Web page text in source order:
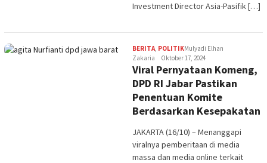
Investment Director Asia-Pasifik […]
BERITA, POLITIKMulyadi Elhan
Zakaria
Oktober 17, 2024
Viral Pernyataan Komeng,
DPD RI Jabar Pastikan
Penentuan Komite
Berdasarkan Kesepakatan
JAKARTA (16/10) – Menanggapi
viralnya pemberitaan di media
massa dan media online terkait